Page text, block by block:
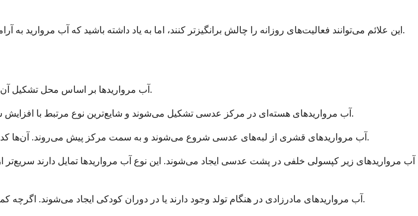
این علائم می‌توانند فعالیت‌های روزانه را چالش برانگیزتر کنند، اما به یاد داشته باشید که آب مروارید به آرامی پیشرفت می‌کند. زمانی که آماده شدید، فرصت کافی برای برنامه‌ریزی برای درمان خواهید داشت.
آب مرواریدها بر اساس محل تشکیل آن‌ها در عدسی شما طبقه‌بندی می‌شوند. هر نوع به روش‌های کمی متفاوت بر بینایی شما تأثیر می‌گذارد.
آب مرواریدهای هسته‌ای در مرکز عدسی تشکیل می‌شوند و شایع‌ترین نوع مرتبط با افزایش سن هستند. آن‌ها اغلب در ابتدا باعث نزدیک‌بینی می‌شوند و ممکن است برای مدتی بهتر نزدیک را ببینید.
آب مرواریدهای قشری از لبه‌های عدسی شروع می‌شوند و به سمت مرکز پیش می‌روند. آن‌ها کدری‌های به شکل گوه ایجاد می‌کنند که می‌توانند باعث تابش خیره کننده و مشکلاتی در کنتراست شوند.
آب مرواریدهای زیر کپسولی خلفی در پشت عدسی ایجاد می‌شوند. این نوع آب مرواریدها تمایل دارند سریع‌تر از
آب مرواریدهای مادرزادی در هنگام تولد وجود دارند یا در دوران کودکی ایجاد می‌شوند. اگرچه کمتر شایع هستند، اما برای جلوگیری از مشکلات بینایی در دوره‌های رشد حیاتی به توجه فوری نیاز دارند.